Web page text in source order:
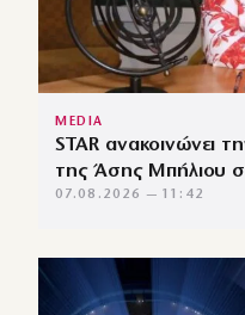
MEDIA
STAR ανακοινώνει
της Άσης Μπήλιου
07.08.2026 — 11:42